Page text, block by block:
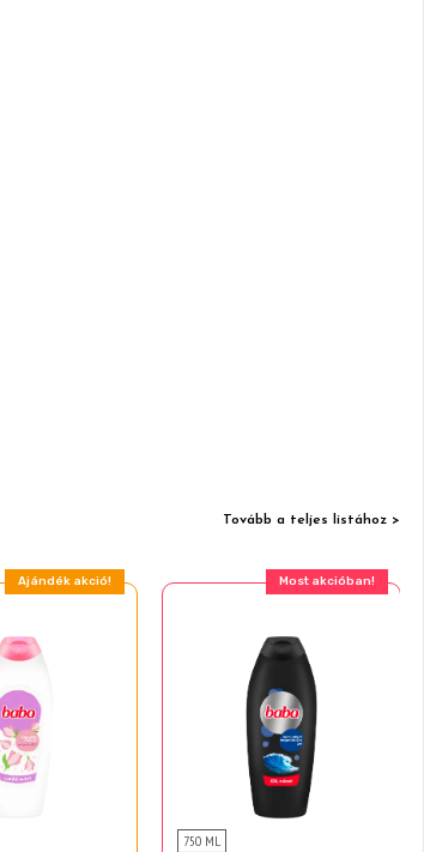
Tovább a teljes listához >
Ajándék akció! Most akcióban!
750 ML